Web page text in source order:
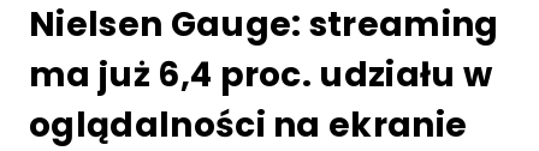
Nielsen Gauge: streaming
ma już 6,4 proc. udziału w
oglądalności na ekranie